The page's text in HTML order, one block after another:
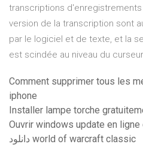
transcriptions
version de la transcription sont
par le logiciel et de texte, et la
est scindée au niveau du
Comment supprimer tous les
iphone
Installer lampe torche
Ouvrir windows update en ligne
دانلود world of warcraft classic